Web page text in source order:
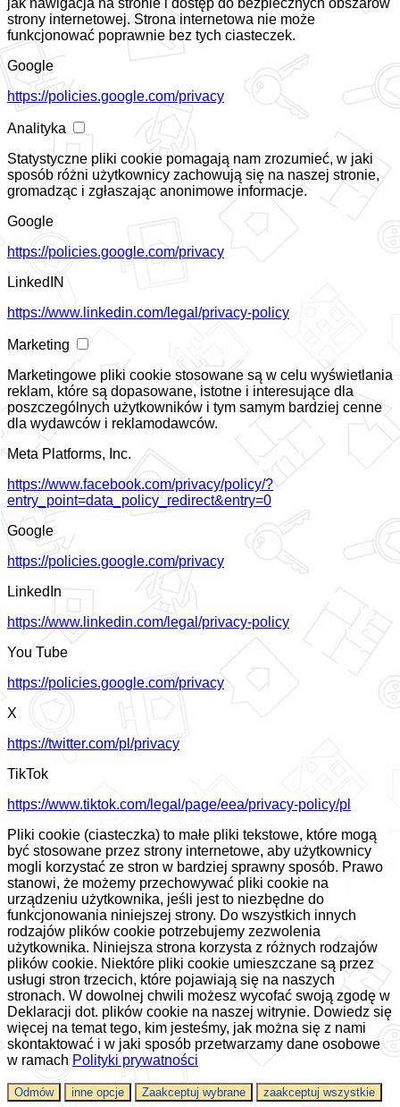
jak nawigacja na stronie i dostęp do bezpiecznych obszarów
strony internetowej. Strona internetowa nie może
funkcjonować poprawnie bez tych ciasteczek.
Google
https://policies.google.com/privacy
Analityka
Statystyczne pliki cookie pomagają nam zrozumieć, w jaki
sposób różni użytkownicy zachowują się na naszej stronie,
gromadząc i zgłaszając anonimowe informacje.
Google
https://policies.google.com/privacy
LinkedIN
https://www.linkedin.com/legal/privacy-policy
Marketing
Marketingowe pliki cookie stosowane są w celu wyświetlania
reklam, które są dopasowane, istotne i interesujące dla
poszczególnych użytkowników i tym samym bardziej cenne
dla wydawców i reklamodawców.
Meta Platforms, Inc.
https://www.facebook.com/privacy/policy/?
entry_point=data_policy_redirect&entry=0
Google
https://policies.google.com/privacy
LinkedIn
https://www.linkedin.com/legal/privacy-policy
You Tube
https://policies.google.com/privacy
X
https://twitter.com/pl/privacy
TikTok
https://www.tiktok.com/legal/page/eea/privacy-policy/pl
Pliki cookie (ciasteczka) to małe pliki tekstowe, które mogą
być stosowane przez strony internetowe, aby użytkownicy
mogli korzystać ze stron w bardziej sprawny sposób. Prawo
stanowi, że możemy przechowywać pliki cookie na
urządzeniu użytkownika, jeśli jest to niezbędne do
funkcjonowania niniejszej strony. Do wszystkich innych
rodzajów plików cookie potrzebujemy zezwolenia
użytkownika. Niniejsza strona korzysta z różnych rodzajów
plików cookie. Niektóre pliki cookie umieszczane są przez
usługi stron trzecich, które pojawiają się na naszych
stronach. W dowolnej chwili możesz wycofać swoją zgodę w
Deklaracji dot. plików cookie na naszej witrynie. Dowiedz się
więcej na temat tego, kim jesteśmy, jak można się z nami
skontaktować i w jaki sposób przetwarzamy dane osobowe
w ramach Polityki prywatności
Odmów inne opcje Zaakceptuj wybrane zaakceptuj wszystkie